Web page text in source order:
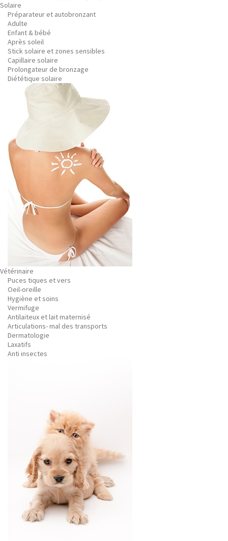
Solaire
Préparateur et autobronzant
Adulte
Enfant & bébé
Après soleil
Stick solaire et zones sensibles
Capillaire solaire
Prolongateur de bronzage
Diététique solaire
Vétérinaire
Puces tiques et vers
Oeil-oreille
Hygiène et soins
Vermifuge
Antilaiteux et lait maternisé
Articulations- mal des transports
Dermatologie
Laxatifs
Anti insectes